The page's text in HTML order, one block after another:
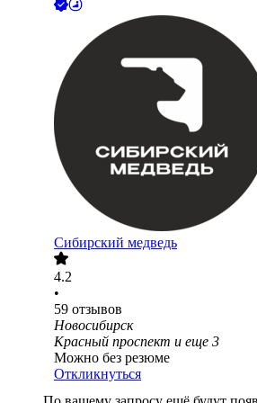
Сибирский медведь
4.2
•
59 отзывов
Новосибирск
Красный проспект и еще 3
Можно без резюме
Откликнуться